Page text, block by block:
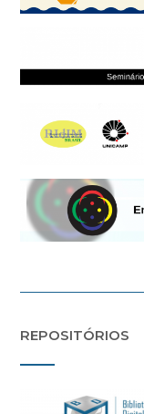
REPOSITÓRIOS